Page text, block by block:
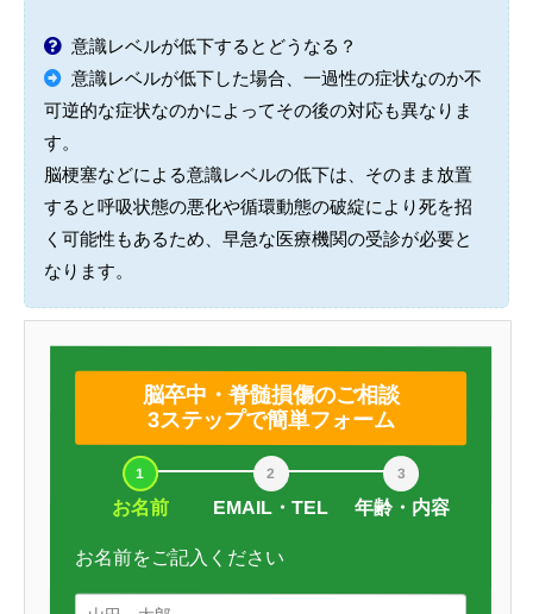
意識レベルが低下するとどうなる？
意識レベルが低下した場合、一過性の症状なのか不
可逆的な症状なのかによってその後の対応も異なりま
す。
脳梗塞などによる意識レベルの低下は、そのまま放置
すると呼吸状態の悪化や循環動態の破綻により死を招
く可能性もあるため、早急な医療機関の受診が必要と
なります。
脳卒中・脊髄損傷のご相談
3ステップで簡単フォーム
お名前 EMAIL・TEL 年齢・内容
お名前をご記入ください